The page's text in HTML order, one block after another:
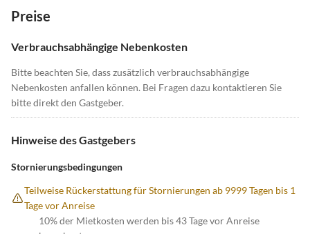
Preise
Verbrauchsabhängige Nebenkosten
Bitte beachten Sie, dass zusätzlich verbrauchsabhängige
Nebenkosten anfallen können. Bei Fragen dazu kontaktieren Sie
bitte direkt den Gastgeber.
Hinweise des Gastgebers
Stornierungsbedingungen
Teilweise Rückerstattung für Stornierungen ab 9999 Tagen bis 1
Tage vor Anreise
10% der Mietkosten werden bis 43 Tage vor Anreise